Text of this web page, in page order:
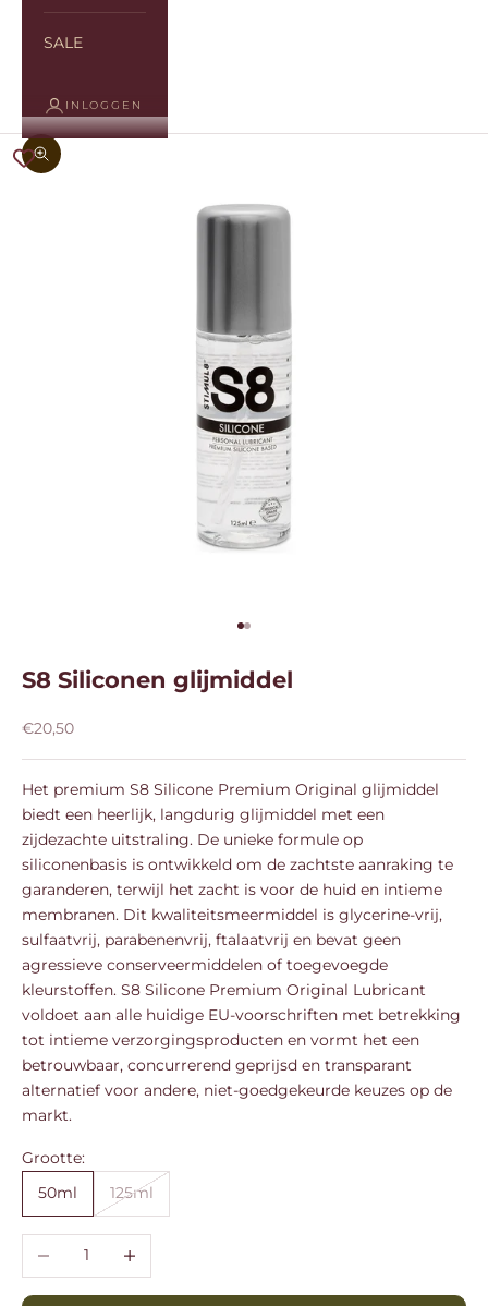
SALE
INLOGGEN
In-/uitzoomen
Naar artikel 1
Naar artikel 2
S8 Siliconen glijmiddel
Aanbiedingsprijs
€20,50
Het premium S8 Silicone Premium Original glijmiddel
biedt een heerlijk, langdurig glijmiddel met een
zijdezachte uitstraling. De unieke formule op
siliconenbasis is ontwikkeld om de zachtste aanraking te
garanderen, terwijl het zacht is voor de huid en intieme
membranen. Dit kwaliteitsmeermiddel is glycerine-vrij,
sulfaatvrij, parabenenvrij, ftalaatvrij en bevat geen
agressieve conserveermiddelen of toegevoegde
kleurstoffen. S8 Silicone Premium Original Lubricant
voldoet aan alle huidige EU-voorschriften met betrekking
tot intieme verzorgingsproducten en vormt het een
betrouwbaar, concurrerend geprijsd en transparant
alternatief voor andere, niet-goedgekeurde keuzes op de
markt.
Grootte:
50ml
125ml
Aantal verlagenAantal verhogen